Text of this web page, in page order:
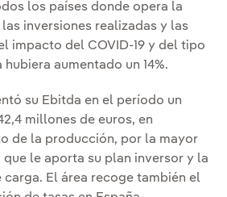
los países donde opera la
inversiones realizadas y las
impacto del COVID-19 y del tipo
aumentado un 14%.
su Ebitda en el período un
millones de euros, en
de la producción, por la mayor
le aporta su plan inversor y la
El área recoge también el